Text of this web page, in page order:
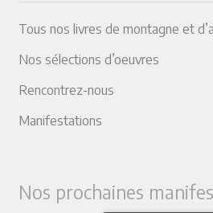
Tous nos livres de montagne et
Nos sélections d’oeuvres
Rencontrez-nous
Manifestations
Nos prochaines